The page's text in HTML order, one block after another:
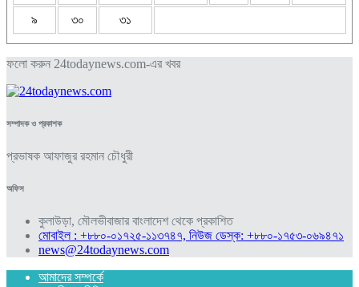
৯ ৩০ ৩১
ফলো করুন 24todaynews.com-এর খবর
সম্পাদক ও প্রকাশক
প্রভাষক আফাজুর রহমান চৌধুরী
অফিস
কুলাউড়া, মৌলভীবাজার বাংলাদেশ থেকে প্রকাশিত
মোবাইল : +৮৮০-০১৭২৫-১১৩৭৪৭, নিউজ ডেস্ক: +৮৮০-১৭৫৩-০৬৯৪৭১
news@24todaynews.com
আমাদের সম্পর্কে